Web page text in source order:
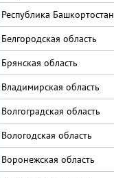
Республика Башкортостан
Белгородская область
Брянская область
Владимирская область
Волгоградская область
Вологодская область
Воронежская область